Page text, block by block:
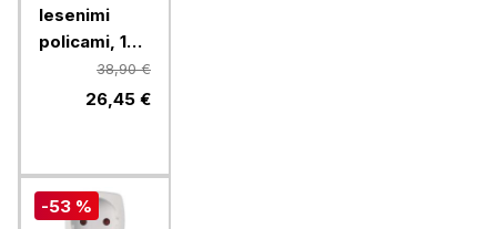
lesenimi
policami, 180
x 90 x 40 cm
38,90 €
26,45 €
-53 %